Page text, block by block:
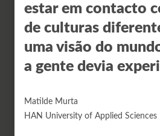
estar em contacto
de culturas
uma visão do
a gente devia
Matilde Murta
HAN University of Applied Sciences